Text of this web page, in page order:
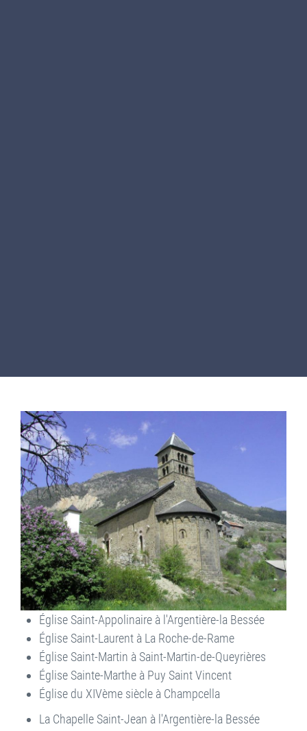
Église Saint-Appolinaire à l'Argentière-la Bessée
Église Saint-Laurent à La Roche-de-Rame
Église Saint-Martin à Saint-Martin-de-Queyrières
Église Sainte-Marthe à Puy Saint Vincent
Église du XIVème siècle à Champcella
La Chapelle Saint-Jean à l'Argentière-la Bessée